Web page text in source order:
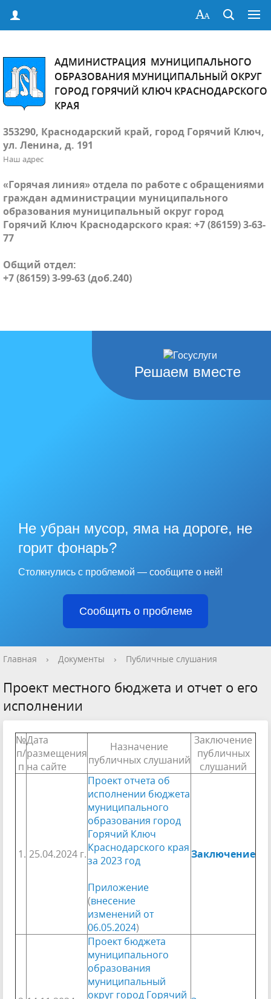
АДМИНИСТРАЦИЯ МУНИЦИПАЛЬНОГО
ОБРАЗОВАНИЯ МУНИЦИПАЛЬНЫЙ ОКРУГ
ГОРОД ГОРЯЧИЙ КЛЮЧ КРАСНОДАРСКОГО
КРАЯ
353290, Краснодарский край, город Горячий Ключ,
ул. Ленина, д. 191
Наш адрес
«Горячая линия» отдела по работе с обращениями
граждан администрации муниципального
образования муниципальный округ город
Горячий Ключ Краснодарского края: +7 (86159) 3-63-
77
Общий отдел:
+7 (86159) 3-99-63 (доб.240)
Решаем вместе
Не убран мусор, яма на дороге, не
горит фонарь?
Столкнулись с проблемой — сообщите о ней!
Сообщить о проблеме
Главная › Документы › Публичные слушания
Проект местного бюджета и отчет о его
исполнении
№
п/
п
Дата
размещения
на сайте
Назначение
публичных слушаний
Заключение
публичных
слушаний
1. 25.04.2024 г.
Проект отчета об
исполнении бюджета
муниципального
образования город
Горячий Ключ
Краснодарского края
за 2023 год
Приложение
(внесение
изменений от
06.05.2024)
Заключение
Проект бюджета
муниципального
образования
муниципальный
округ город Горячий